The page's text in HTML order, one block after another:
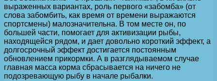
выраженных вариантах, роль первого «забомба» (от
слова забомбить, как время от времени выражаются
спортсмены) малозначительна. В том месте он, по
большей части, помогает для активизации рыбы,
находящейся рядом, и дает довольно короткий эффект, а
долгосрочный эффект достигается постоянным
обновлением прикормки. А в разглядываемом случае
главная масса корма сбрасывается на ничего не
подозревающую рыбу в начале рыбалки.